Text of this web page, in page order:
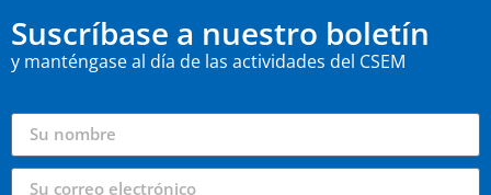
Suscríbase a nuestro boletín
y manténgase al día de las actividades del CSEM